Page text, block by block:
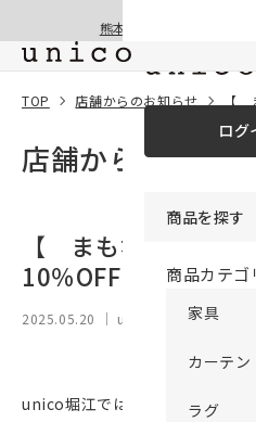
熊本地震の影響による配
ログ
商品を探す
商品カテゴ
家具
カーテン
ラグ
TOP 店舗からのお知らせ 【 ま
店舗からのお知
【 まもなく終了！
10％OFFキャンペ
2025.05.20 ｜ unico 堀江
unico堀江では10％OFFキャンペ